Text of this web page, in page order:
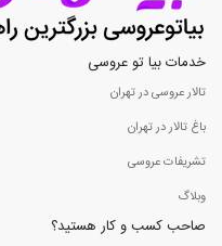
خدمات بیا تو عروسی
تالار عروسی در تهران
باغ تالار در تهران
تشریفات عروسی
وبلاگ
صاحب کسب و کار هستید؟